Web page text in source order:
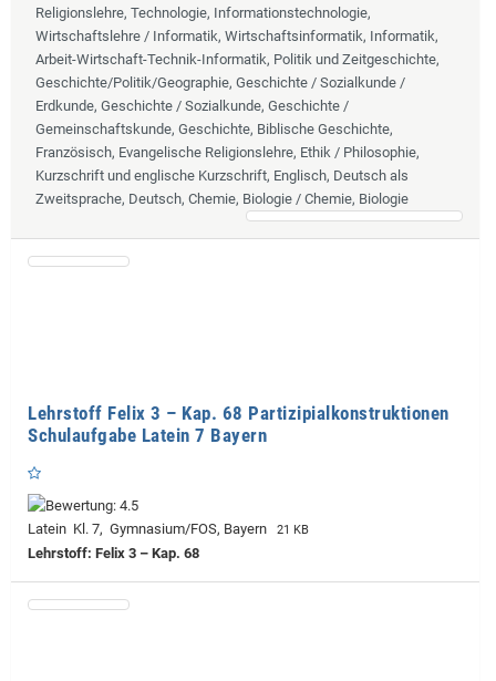
Religionslehre, Technologie, Informationstechnologie,
Wirtschaftslehre / Informatik, Wirtschaftsinformatik, Informatik,
Arbeit-Wirtschaft-Technik-Informatik, Politik und Zeitgeschichte,
Geschichte/Politik/Geographie, Geschichte / Sozialkunde /
Erdkunde, Geschichte / Sozialkunde, Geschichte /
Gemeinschaftskunde, Geschichte, Biblische Geschichte,
Französisch, Evangelische Religionslehre, Ethik / Philosophie,
Kurzschrift und englische Kurzschrift, Englisch, Deutsch als
Zweitsprache, Deutsch, Chemie, Biologie / Chemie, Biologie
Lehrstoff Felix 3 – Kap. 68 Partizipialkonstruktionen
Schulaufgabe Latein 7 Bayern
Latein Kl. 7, Gymnasium/FOS, Bayern 21 KB
Lehrstoff: Felix 3 – Kap. 68